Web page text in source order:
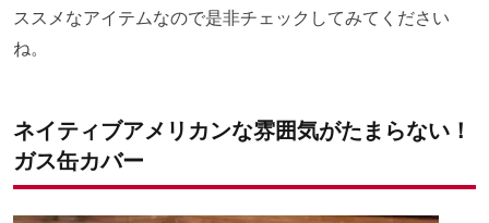
ススメなアイテムなので是非チェックしてみてください
ね。
ネイティブアメリカンな雰囲気がたまらない！
ガス缶カバー